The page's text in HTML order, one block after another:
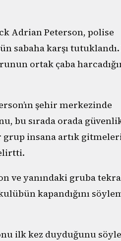
Adrian Peterson, polise
sabaha karşı tutuklandı.
ortak çaba
şehir merkezinde
bu sırada orada
grup insana artık
ve yanındaki gruba
kapandığını
ilk kez duyduğunu